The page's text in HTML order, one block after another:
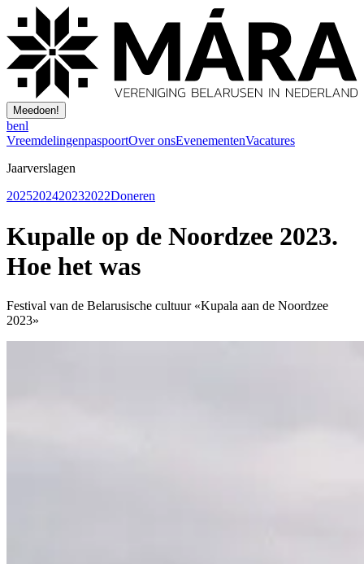
Meedoen!
benl
VreemdelingenpaspoortOver onsEvenementenVacatures
Jaarverslagen
2025202420232022Doneren
Kupalle op de Noordzee 2023.
Hoe het was
Festival van de Belarusische cultuur «Kupala aan de Noordzee
2023»